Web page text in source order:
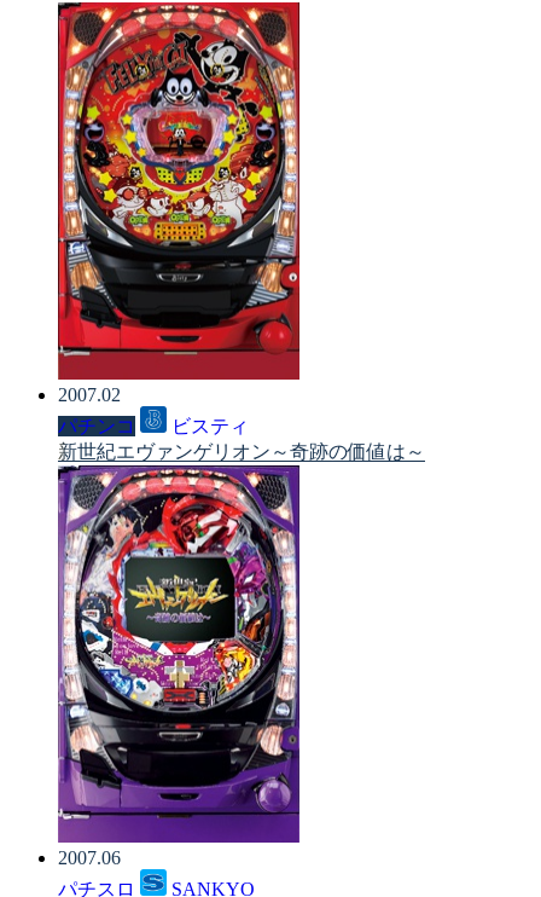
2007.02
パチンコ
ビスティ
新世紀エヴァンゲリオン～奇跡の価値は～
2007.06
パチスロ
SANKYO